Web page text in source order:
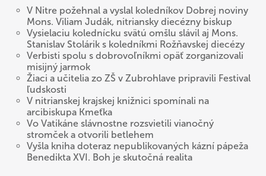
V Nitre požehnal a vyslal koledníkov Dobrej noviny
Mons. Viliam Judák, nitriansky diecézny biskup
Vysielaciu kolednícku svätú omšlu slávil aj Mons.
Stanislav Stolárik s koledníkmi Rožňavskej diecézy
Verbisti spolu s dobrovoľníkmi opäť zorganizovali
misijný jarmok
Žiaci a učitelia zo ZŠ v Zubrohlave pripravili Festival
ľudskosti
V nitrianskej krajskej knižnici spomínali na
arcibiskupa Kmeťka
Vo Vatikáne slávnostne rozsvietili vianočný
stromček a otvorili betlehem
Vyšla kniha doteraz nepublikovaných kázní pápeža
Benedikta XVI. Boh je skutočná realita